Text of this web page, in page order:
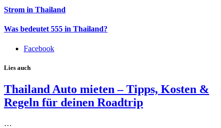
Strom in Thailand
Was bedeutet 555 in Thailand?
Facebook
Lies auch
Thailand Auto mieten – Tipps, Kosten &
Regeln für deinen Roadtrip
…